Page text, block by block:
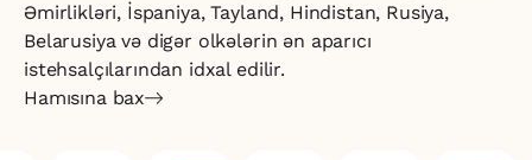
Əmirlikləri, İspaniya, Tayland, Hindistan, Rusiya,
Belarusiya və digər olkələrin ən aparıcı
istehsalçılarından idxal edilir.
Hamısına bax